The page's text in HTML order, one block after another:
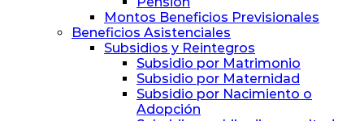
Montos Beneficios Previsionales
Beneficios Asistenciales
Subsidios y Reintegros
Subsidio por Matrimonio
Subsidio por Maternidad
Subsidio por Nacimiento o
Adopción